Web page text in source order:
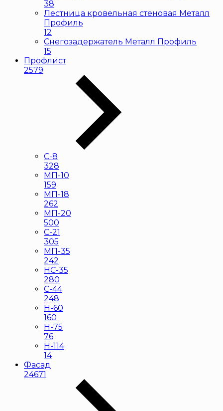
38
Лестница кровельная стеновая Металл
Профиль
12
Снегозадержатель Металл Профиль
15
Профлист
2579
С-8
328
МП-10
159
МП-18
262
МП-20
500
С-21
305
МП-35
242
НС-35
280
С-44
248
Н-60
160
Н-75
76
Н-114
14
Фасад
24671